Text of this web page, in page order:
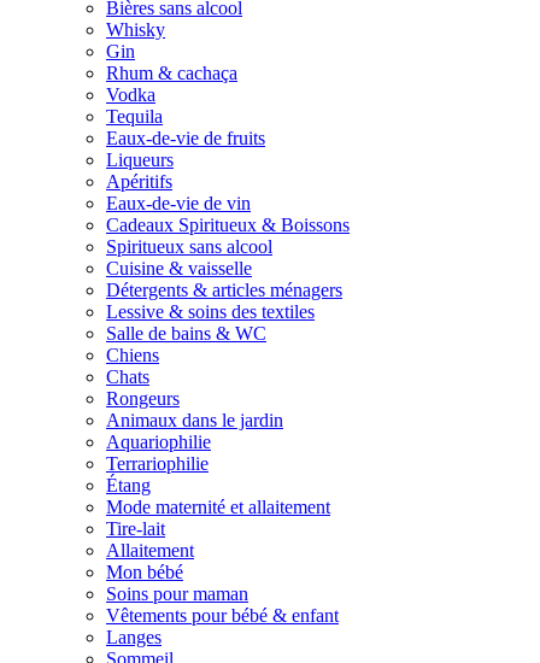
Bières sans alcool
Whisky
Gin
Rhum & cachaça
Vodka
Tequila
Eaux-de-vie de fruits
Liqueurs
Apéritifs
Eaux-de-vie de vin
Cadeaux Spiritueux & Boissons
Spiritueux sans alcool
Cuisine & vaisselle
Détergents & articles ménagers
Lessive & soins des textiles
Salle de bains & WC
Chiens
Chats
Rongeurs
Animaux dans le jardin
Aquariophilie
Terrariophilie
Étang
Mode maternité et allaitement
Tire-lait
Allaitement
Mon bébé
Soins pour maman
Vêtements pour bébé & enfant
Langes
Sommeil